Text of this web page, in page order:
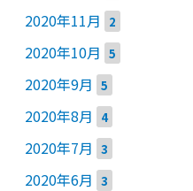
2020年11月 2
2020年10月 5
2020年9月 5
2020年8月 4
2020年7月 3
2020年6月 3